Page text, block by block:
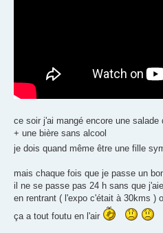
ce soir j'ai mangé encore une
+ une bière sans alcool
je dois quand même être une fille
mais chaque fois que je passe un
il ne se passe pas 24 h sans que
en rentrant ( l'expo c'était à 30kms )
ça a tout foutu en l'air